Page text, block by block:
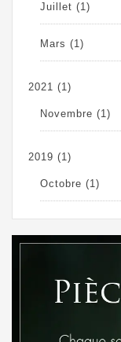
Juillet (1)
Mars (1)
2021 (1)
Novembre (1)
2019 (1)
Octobre (1)